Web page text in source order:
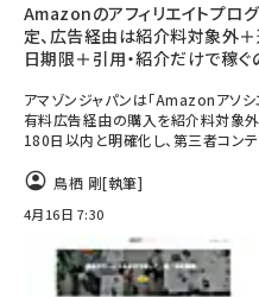
Amazonのアフィリエイトプロ
定、広告経由は紹介料対象外
日期限＋引用・紹介だけで稼
アマゾンジャパンは「Amazonアソシ
有料広告経由の購入を紹介料対象
180日以内と明確化し、第三者コン
鳥栖 剛[執筆]
4月16日 7:30